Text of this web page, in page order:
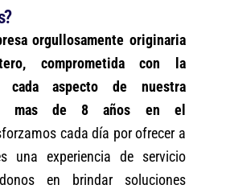
orgullosamente originaria
comprometida con la
cada aspecto de nuestra
mas de 8 años en el
cada día por ofrecer a
una experiencia de servicio
en brindar soluciones